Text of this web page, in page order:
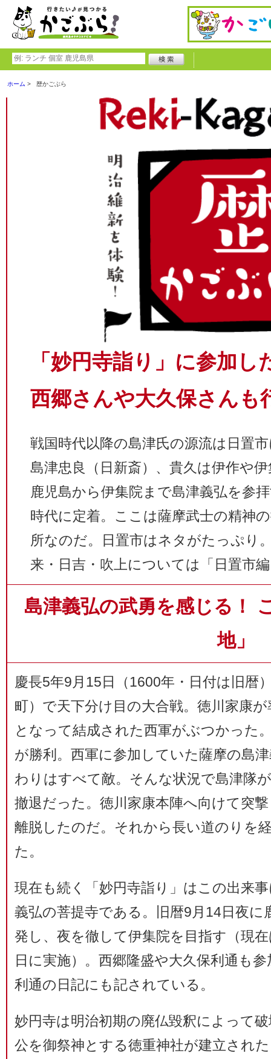
ホーム 歴かごぶら
「妙円寺詣り」に参加し
西郷さんや大久保さんも
戦国時代以降の島津氏の源流は日置
島津忠良（日新斎）、貴久は伊作や
鹿児島から伊集院まで島津義弘を参
時代に定着。ここは薩摩武士の精神
所なのだ。日置市はネタがたっぷり
来・日吉・吹上については「日置市
島津義弘の武勇を感じる！
地」
慶長5年9月15日（1600年・日付は旧暦
町）で天下分け目の大合戦。徳川家康
となって結成された西軍がぶつかった
が勝利。西軍に参加していた薩摩の島
わりはすべて敵。そんな状況で島津隊
撤退だった。徳川家康本陣へ向けて突
離脱したのだ。それから長い道のりを
た。
現在も続く「妙円寺詣り」はこの出来
義弘の菩提寺である。旧暦9月14日夜に
発し、夜を徹して伊集院を目指す（現
日に実施）。西郷隆盛や大久保利通も
利通の日記にも記されている。
妙円寺は明治初期の廃仏毀釈によって
公を御祭神とする徳重神社が建立され